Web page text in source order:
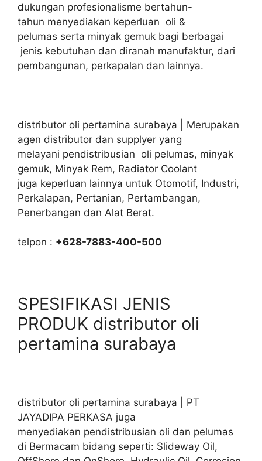
dukungan profesionalisme bertahun-
tahun menyediakan keperluan oli &
pelumas serta minyak gemuk bagi berbagai
jenis kebutuhan dan diranah manufaktur, dari
pembangunan, perkapalan dan lainnya.
distributor oli pertamina surabaya | Merupakan
agen distributor dan supplyer yang
melayani pendistribusian oli pelumas, minyak
gemuk, Minyak Rem, Radiator Coolant
juga keperluan lainnya untuk Otomotif, Industri,
Perkalapan, Pertanian, Pertambangan,
Penerbangan dan Alat Berat.
telpon : +628-7883-400-500
SPESIFIKASI JENIS
PRODUK distributor oli
pertamina surabaya
distributor oli pertamina surabaya | PT
JAYADIPA PERKASA juga
menyediakan pendistribusian oli dan pelumas
di Bermacam bidang seperti: Slideway Oil,